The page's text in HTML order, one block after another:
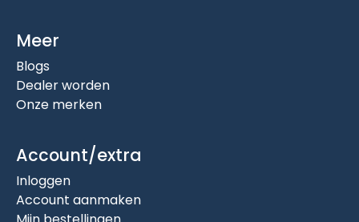
Meer
Blogs
Dealer worden
Onze merken
Account/extra
Inloggen
Account aanmaken